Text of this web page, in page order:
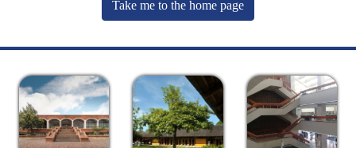
Take me to the home page